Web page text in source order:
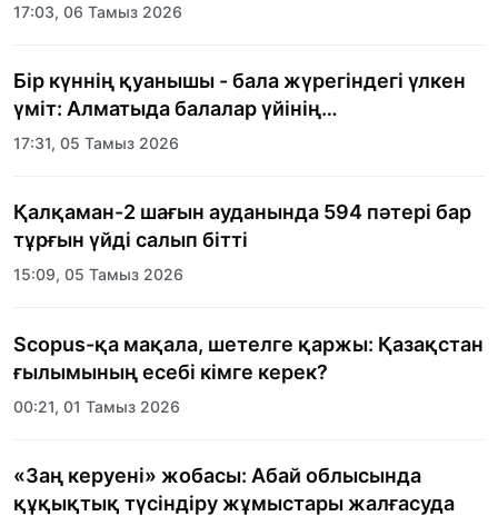
17:03, 06 Тамыз 2026
Бір күннің қуанышы - бала жүрегіндегі үлкен
үміт: Алматыда балалар үйінің
тәрбиеленушілеріне мерекелік күн
17:31, 05 Тамыз 2026
Қалқаман-2 шағын ауданында 594 пәтері бар
тұрғын үйді салып бітті
15:09, 05 Тамыз 2026
Scopus-қа мақала, шетелге қаржы: Қазақстан
ғылымының есебі кімге керек?
00:21, 01 Тамыз 2026
«Заң керуені» жобасы: Абай облысында
құқықтық түсіндіру жұмыстары жалғасуда